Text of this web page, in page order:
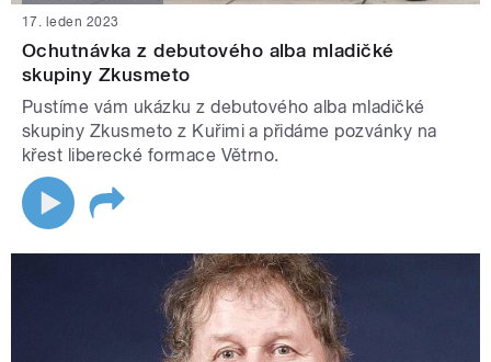
17. leden 2023
Ochutnávka z debutového alba mladičké
skupiny Zkusmeto
Pustíme vám ukázku z debutového alba mladičké
skupiny Zkusmeto z Kuřimi a přidáme pozvánky na
křest liberecké formace Větrno.